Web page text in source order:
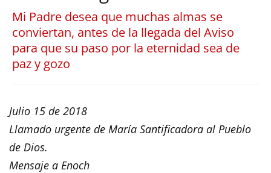
Mi Padre desea que muchas almas se
conviertan, antes de la llegada del Aviso
para que su paso por la eternidad sea de
paz y gozo
Julio 15 de 2018
Llamado urgente de María Santificadora al Pueblo
de Dios.
Mensaje a Enoch